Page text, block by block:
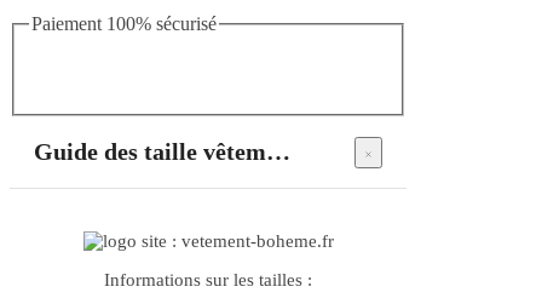
Paiement 100% sécurisé
Guide des taille vêtements bohème
Informations sur les tailles :